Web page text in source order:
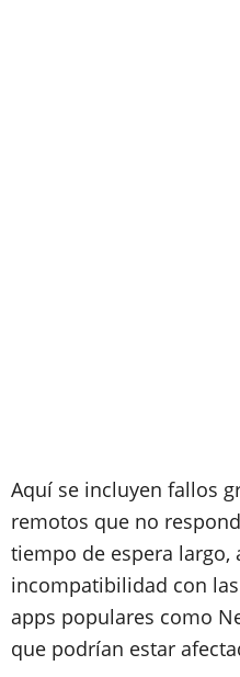
Aquí se incluyen fallos
remotos que no
tiempo de espera largo,
incompatibilidad con
apps populares como
que podrían estar